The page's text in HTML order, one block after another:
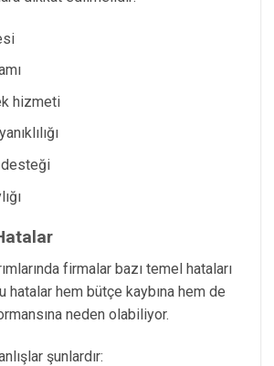
hizmeti
desteği
firmalar bazı temel hataları
hatalar hem bütçe kaybına hem de
neden olabiliyor.
şunlardır: